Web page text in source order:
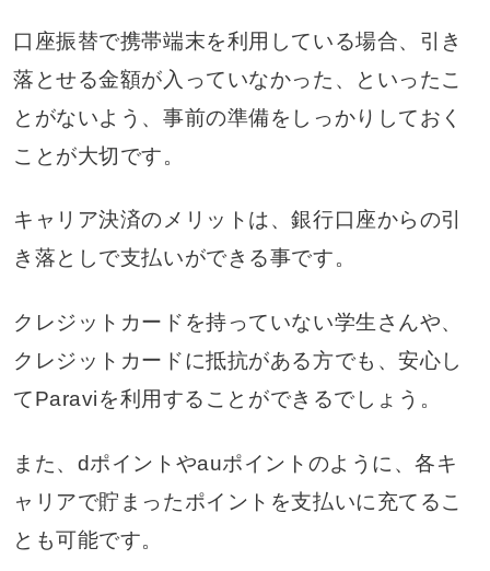
口座振替で携帯端末を利用している場合、引き
落とせる金額が入っていなかった、といったこ
とがないよう、事前の準備をしっかりしておく
ことが大切です。
キャリア決済のメリットは、銀行口座からの引
き落としで支払いができる事です。
クレジットカードを持っていない学生さんや、
クレジットカードに抵抗がある方でも、安心し
てParaviを利用することができるでしょう。
また、dポイントやauポイントのように、各キ
ャリアで貯まったポイントを支払いに充てるこ
とも可能です。